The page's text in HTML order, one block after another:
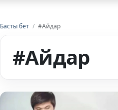
Басты бет / #Айдар
#Айдар